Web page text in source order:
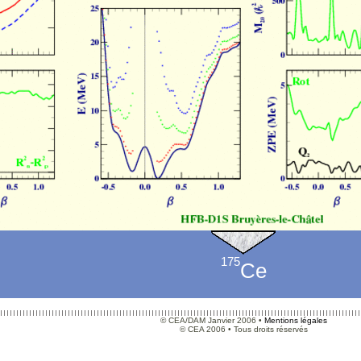
175Ce
© CEA/DAM Janvier 2006 • Mentions légales
© CEA 2006 • Tous droits réservés